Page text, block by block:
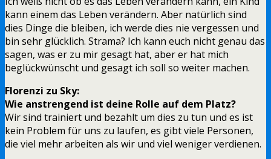
kann einem das Leben verändern. Aber natürlich sind
dies Dinge die bleiben, ich werde dies nie vergessen und
bin sehr glücklich. Strama? Ich kann euch nicht genau das
sagen, was er zu mir gesagt hat, aber er hat mich
beglückwünscht und gesagt ich soll so weiter machen.
Florenzi zu Sky:
Wie anstrengend ist deine Rolle auf dem Platz?
Wir sind trainiert und bezahlt um dies zu tun und es ist
kein Problem für uns zu laufen, es gibt viele Personen,
die viel mehr arbeiten als wir und viel weniger verdienen.